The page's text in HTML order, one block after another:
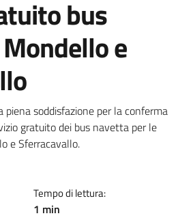
bus
e
notizia
piena soddisfazione per la conferma
gratuito dei bus navetta per le
e Sferracavallo.
Tempo di lettura:
1 min